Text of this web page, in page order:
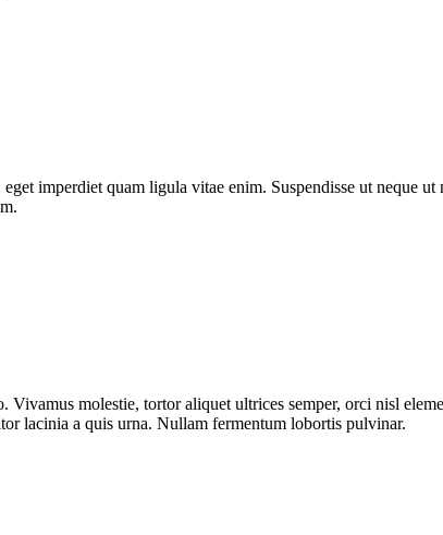
imperdiet quam ligula vitae enim. Suspendisse ut neque
molestie, tortor aliquet ultrices semper, orci nisl
lacinia a quis urna. Nullam fermentum lobortis pulvinar.